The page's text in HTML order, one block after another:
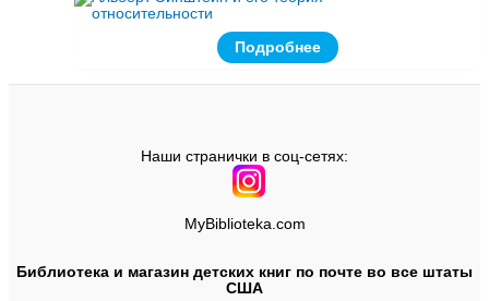
Подробнее
Наши странички в соц-сетях:
MyBiblioteka.com
Библиотека и магазин детских книг по почте во все штаты
США